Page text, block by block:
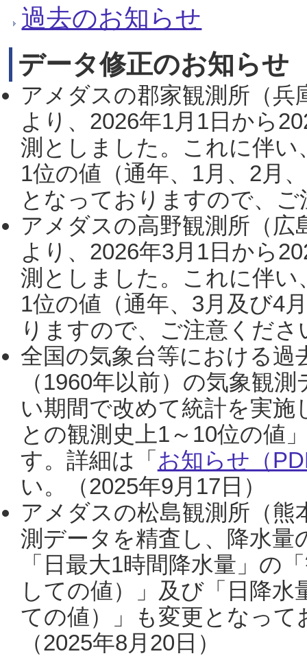
過去のお知らせ
データ修正のお知らせ
アメダスの郡家観測所（
より、2026年1月1日から
測としました。これに伴い
1位の値（通年、1月、2月
となっておりますので、
アメダスの高野観測所（
より、2026年3月1日から
測としました。これに伴い
1位の値（通年、3月及び4
りますので、ご注意くだ
全国の気象台等における過
（1960年以前）の気象観
い期間で改めて統計を実
との観測史上1～10位の値
す。詳細は「 お知らせ（
い。（2025年9月17日）
アメダスの松島観測所（熊
測データを精査し、降水
「日最大1時間降水量」の
しての値）」及び「日降
ての値）」も変更となっ
（2025年8月20日）